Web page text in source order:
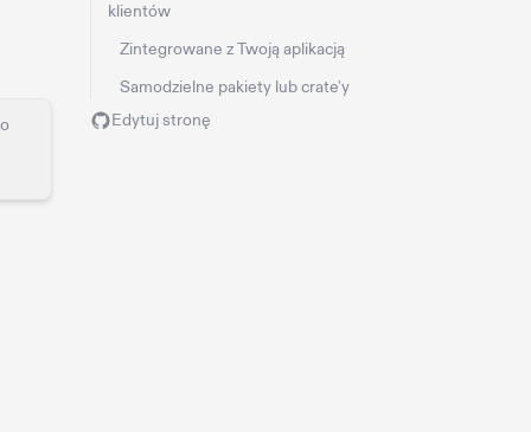
klientów
Zintegrowane z Twoją aplikacją
Samodzielne pakiety lub crate'y
Edytuj stronę